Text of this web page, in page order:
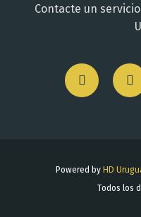
Contacte un
Powered by HD
Todos los